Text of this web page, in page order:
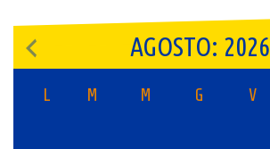
AGOSTO: 2026
L M M G V